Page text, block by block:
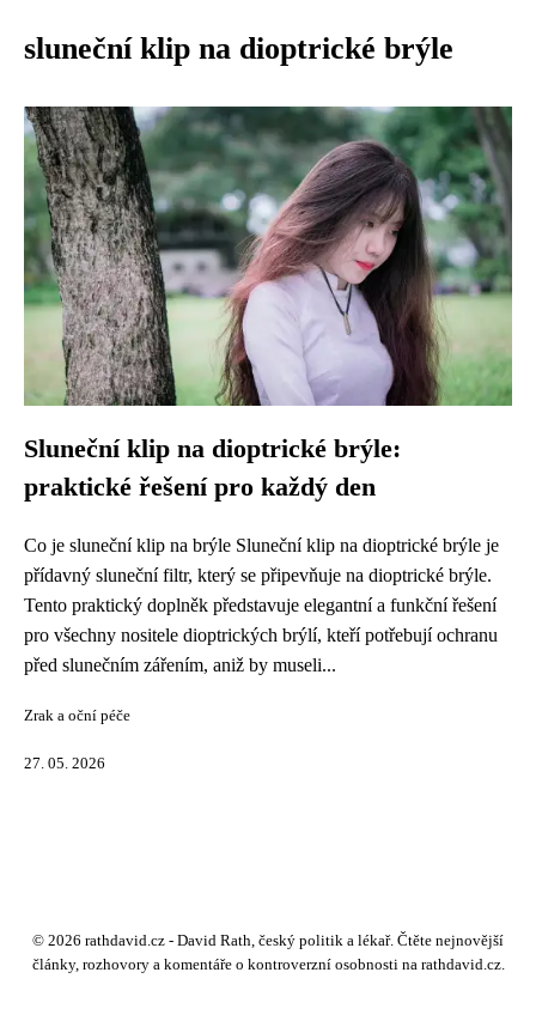
sluneční klip na dioptrické brýle
Sluneční klip na dioptrické brýle:
praktické řešení pro každý den
Co je sluneční klip na brýle Sluneční klip na dioptrické brýle je
přídavný sluneční filtr, který se připevňuje na dioptrické brýle.
Tento praktický doplněk představuje elegantní a funkční řešení
pro všechny nositele dioptrických brýlí, kteří potřebují ochranu
před slunečním zářením, aniž by museli...
Zrak a oční péče
27. 05. 2026
© 2026 rathdavid.cz - David Rath, český politik a lékař. Čtěte nejnovější
články, rozhovory a komentáře o kontroverzní osobnosti na rathdavid.cz.